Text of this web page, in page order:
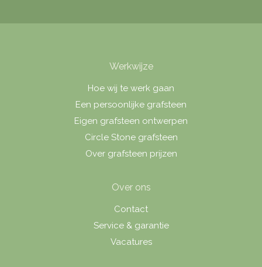
Werkwijze
Hoe wij te werk gaan
Een persoonlijke grafsteen
Eigen grafsteen ontwerpen
Circle Stone grafsteen
Over grafsteen prijzen
Over ons
Contact
Service & garantie
Vacatures